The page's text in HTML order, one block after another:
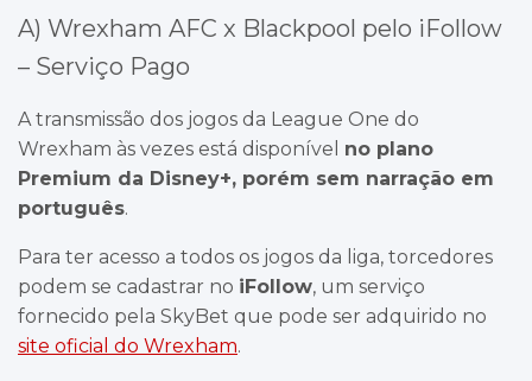
A) Wrexham AFC x Blackpool pelo iFollow
– Serviço Pago
A transmissão dos jogos da League One do
Wrexham às vezes está disponível no plano
Premium da Disney+, porém sem narração em
português.
Para ter acesso a todos os jogos da liga, torcedores
podem se cadastrar no iFollow, um serviço
fornecido pela SkyBet que pode ser adquirido no
site oficial do Wrexham.